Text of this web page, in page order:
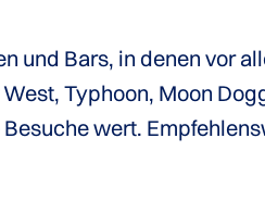
und Bars, in denen vor
Typhoon, Moon
wert.